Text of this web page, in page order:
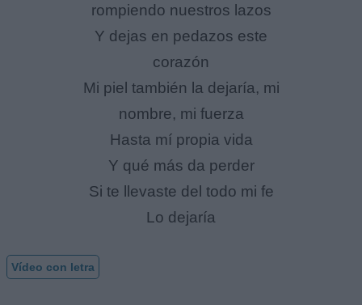
rompiendo nuestros lazos
Y dejas en pedazos este
corazón
Mi piel también la dejaría, mi
nombre, mi fuerza
Hasta mí propia vida
Y qué más da perder
Si te llevaste del todo mi fe
Lo dejaría
Vídeo con letra